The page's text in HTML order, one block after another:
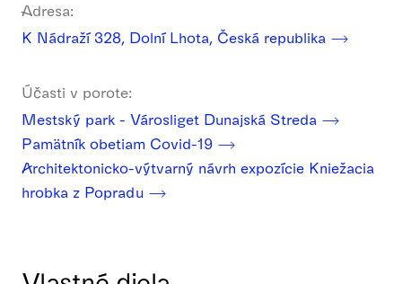
Adresa:
K Nádraží 328, Dolní Lhota, Česká republika
Účasti v porote:
Mestský park - Városliget Dunajská Streda
Pamätník obetiam Covid-19
Architektonicko-výtvarný návrh expozície Kniežacia
hrobka z Popradu